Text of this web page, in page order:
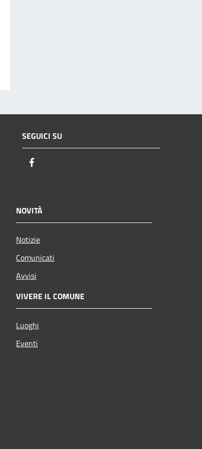
SEGUICI SU
NOVITÀ
Notizie
Comunicati
Avvisi
VIVERE IL COMUNE
Luoghi
Eventi